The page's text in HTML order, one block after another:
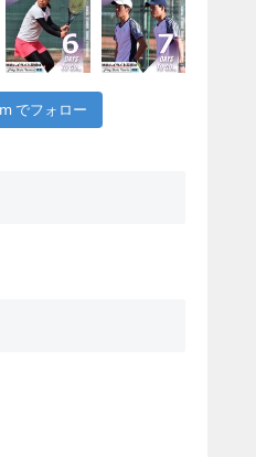
でフォロー